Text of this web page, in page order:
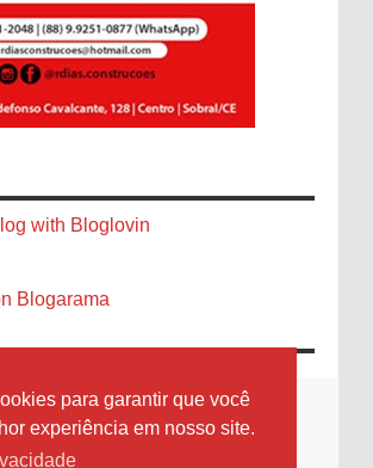
para garantir que você
experiência em nosso site.
with Bloglovin
Blogarama